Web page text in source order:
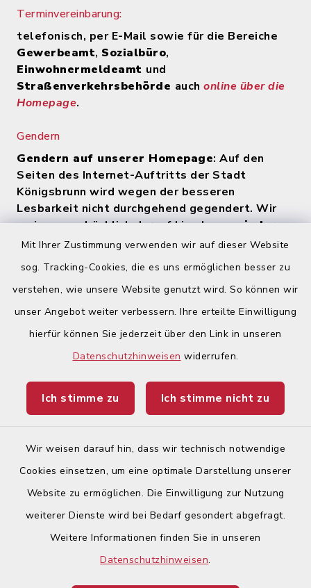
Mit Ihrer Zustimmung verwenden wir auf dieser Website
sog. Tracking-Cookies, die es uns ermöglichen besser zu
verstehen, wie unsere Website genutzt wird. So können wir
unser Angebot weiter verbessern. Ihre erteilte Einwilligung
hierfür können Sie jederzeit über den Link in unseren
Datenschutzhinweisen widerrufen.
Ich stimme zu Ich stimme nicht zu
Wir weisen darauf hin, dass wir technisch notwendige
Cookies einsetzen, um eine optimale Darstellung unserer
Website zu ermöglichen. Die Einwilligung zur Nutzung
weiterer Dienste wird bei Bedarf gesondert abgefragt.
Weitere Informationen finden Sie in unseren
Datenschutzhinweisen.
Terminvereinbarung:
telefonisch, per E-Mail sowie für die Bereiche
Gewerbeamt, Sozialbüro,
Einwohnermeldeamt und
Straßenverkehrsbehörde auch online über die
Homepage.
Gendern
Gendern auf unserer Homepage: Auf den
Seiten des Internet-Auftritts der Stadt
Königsbrunn wird wegen der besseren
Lesbarkeit nicht durchgehend gegendert. Wir
weisen ausdrücklich darauf hin, dasszu jeder
Zeit alle Geschlechter (m/w/d) angesprochen
Quicklinks
Begegnungsland Lech-Wertach
Ticketportal
Barrierefreiheit